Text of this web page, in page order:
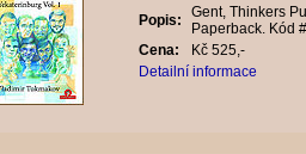
Popis:
Gent, Thinkers
Paperback. Kód
Cena:
Kč 525,-
Detailní informace